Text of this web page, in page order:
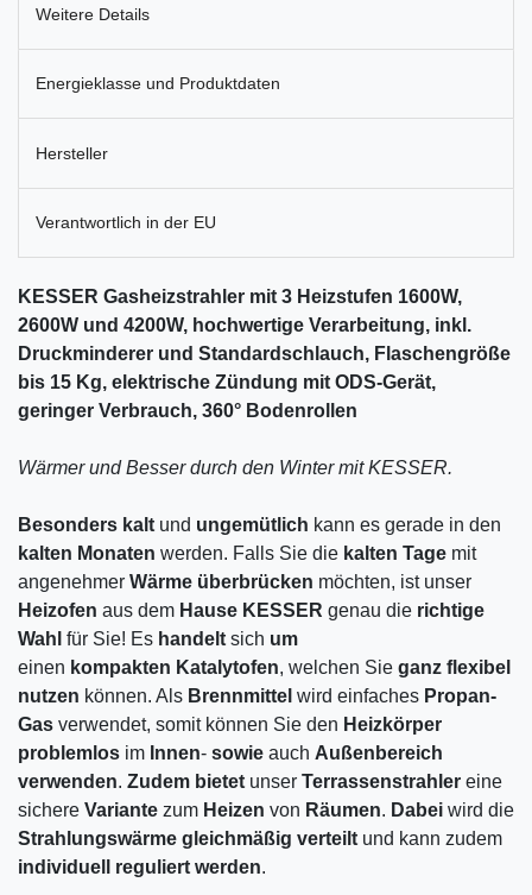
Weitere Details
Energieklasse und Produktdaten
Hersteller
Verantwortlich in der EU
KESSER Gasheizstrahler mit 3 Heizstufen 1600W,
2600W und 4200W, hochwertige Verarbeitung, inkl.
Druckminderer und Standardschlauch, Flaschengröße
bis 15 Kg, elektrische Zündung mit ODS-Gerät,
geringer Verbrauch, 360° Bodenrollen
Wärmer und Besser durch den Winter mit KESSER.
Besonders kalt und ungemütlich kann es gerade in den
kalten Monaten werden. Falls Sie die kalten Tage mit
angenehmer Wärme überbrücken möchten, ist unser
Heizofen aus dem Hause KESSER genau die richtige
Wahl für Sie! Es handelt sich um
einen kompakten Katalytofen, welchen Sie ganz flexibel
nutzen können. Als Brennmittel wird einfaches Propan-
Gas verwendet, somit können Sie den Heizkörper
problemlos im Innen- sowie auch Außenbereich
verwenden. Zudem bietet unser Terrassenstrahler eine
sichere Variante zum Heizen von Räumen. Dabei wird die
Strahlungswärme gleichmäßig verteilt und kann zudem
individuell
reguliert werden.